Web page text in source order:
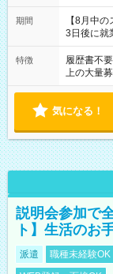
と休みを
「できれ
ね。 ※Wワーク希望の方へ 今ご覧のお仕事で希望する勤務時間
と、もう1
合は応募
期間
【8月中
3日後に就
特徴 履歴書不要
上の大量
気になる！
説明会参加で
ト】生活のお
派遣 職種未経験OK